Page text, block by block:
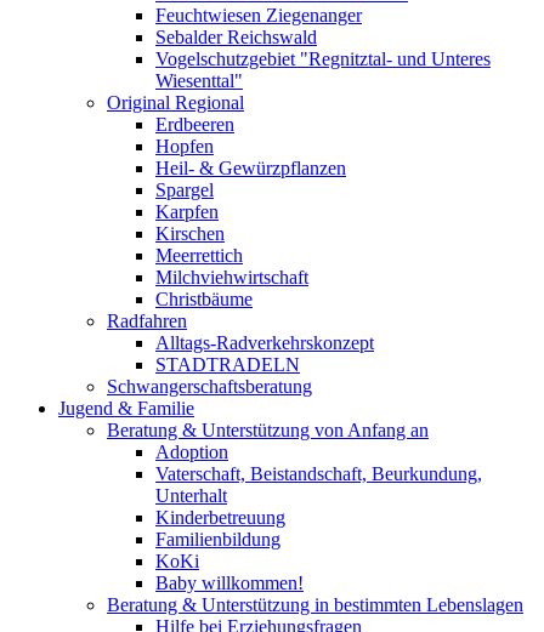
Feuchtwiesen Ziegenanger
Sebalder Reichswald
Vogelschutzgebiet "Regnitztal- und Unteres
Wiesenttal"
Original Regional
Erdbeeren
Hopfen
Heil- & Gewürzpflanzen
Spargel
Karpfen
Kirschen
Meerrettich
Milchviehwirtschaft
Christbäume
Radfahren
Alltags-Radverkehrskonzept
STADTRADELN
Schwangerschaftsberatung
Jugend & Familie
Beratung & Unterstützung von Anfang an
Adoption
Vaterschaft, Beistandschaft, Beurkundung,
Unterhalt
Kinderbetreuung
Familienbildung
KoKi
Baby willkommen!
Beratung & Unterstützung in bestimmten Lebenslagen
Hilfe bei Erziehungsfragen